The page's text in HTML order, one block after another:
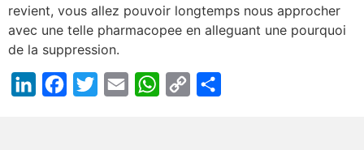
revient, vous allez pouvoir longtemps nous approcher
avec une telle pharmacopee en alleguant une pourquoi
de la suppression.
LinkedInFacebook
TwitterEmail WhatsApp
Copy